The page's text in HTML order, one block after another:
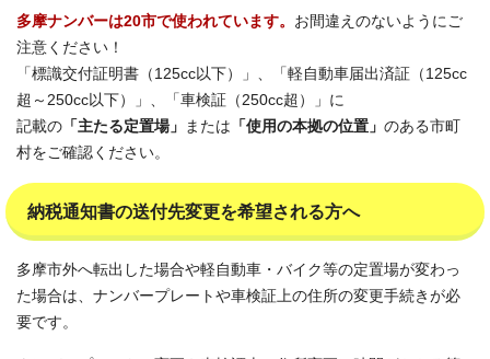
多摩ナンバーは20市で使われています。 お間違えのないようにご
注意ください！
「標識交付証明書（125cc以下）」、「軽自動車届出済証（125cc
超～250cc以下）」、「車検証（250cc超）」に
記載の 「主たる定置場」 または 「使用の本拠の位置」 のある市町
村をご確認ください。
納税通知書の送付先変更を希望される方へ
多摩市外へ転出した場合や軽自動車・バイク等の定置場が変わっ
た場合は、ナンバープレートや車検証上の住所の変更手続きが必
要です。